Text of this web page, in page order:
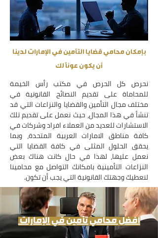
بإمكان محامي قضايا التأمين في الإمارات لدينا
أن يكون عوناً لك
نحرص كل الحرص في مكتب رأس الخيمة
للمحاماة على تقديم النصائح القانونية في
مختلف مجال التأمين والقضايا والنزاعات التي قد
تنشأ في هذا المجال، حيث نعمل على تقديم تلك
الاستشارات للعديد من العملاء افراد وشركات في
كافة مناطق الامارات العربية المتحدة، وبما
يحقق الحلول المثلى في كافة القضايا التي
نعمل عليها، لهذا في حال كانت هناك بعض
النزاعات التأمينية بامكانك التواصل مع محامينا
لنعطيك وجهتك القانونية التي يجب أن تكون.
افضل محامي تأمين في الإمارات